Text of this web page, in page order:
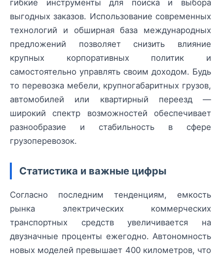
гибкие инструменты для поиска и выбора
выгодных заказов. Использование современных
технологий и обширная база международных
предложений позволяет снизить влияние
крупных корпоративных политик и
самостоятельно управлять своим доходом. Будь
то перевозка мебели, крупногабаритных грузов,
автомобилей или квартирный переезд —
широкий спектр возможностей обеспечивает
разнообразие и стабильность в сфере
грузоперевозок.
Статистика и важные цифры
Согласно последним тенденциям, емкость
рынка электрических коммерческих
транспортных средств увеличивается на
двузначные проценты ежегодно. Автономность
новых моделей превышает 400 километров, что